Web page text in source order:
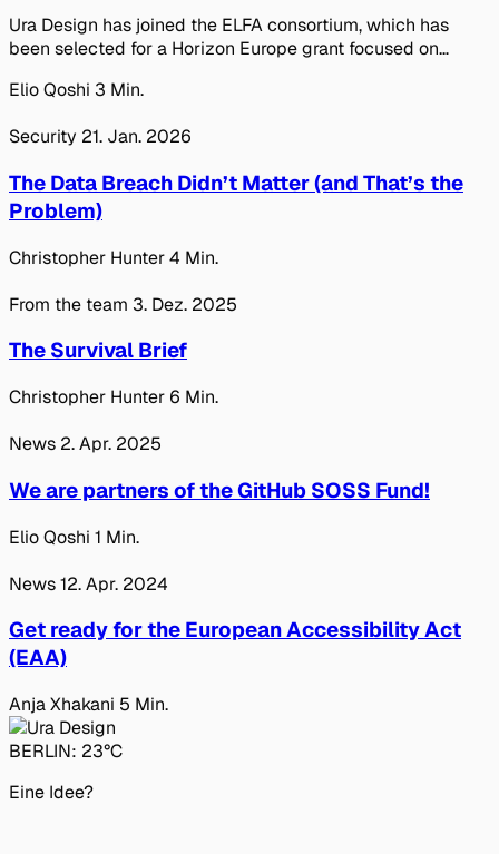
Ura Design has joined the ELFA consortium, which has
been selected for a Horizon Europe grant focused on
social platforms.
Elio Qoshi 3 Min.
Security 21. Jan. 2026
The Data Breach Didn’t Matter (and That’s the
Problem)
Christopher Hunter4 Min.
From the team 3. Dez. 2025
The Survival Brief
Christopher Hunter 6 Min.
News 2. Apr. 2025
We are partners of the GitHub SOSS Fund!
Elio Qoshi 1 Min.
News12. Apr. 2024
Get ready for the European Accessibility Act
(EAA)
Anja Xhakani 5 Min.
BERLIN: 23°C
Eine Idee?